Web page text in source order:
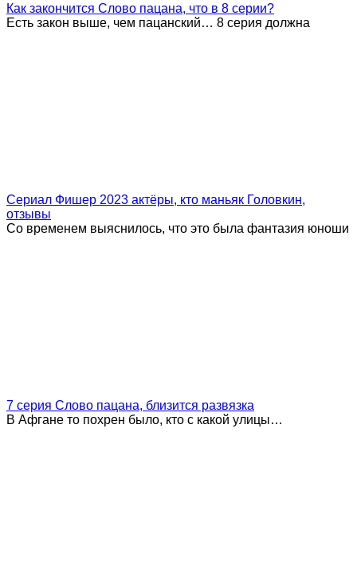
Как закончится Слово пацана, что в 8 серии?
Есть закон выше, чем пацанский… 8 серия должна
Сериал Фишер 2023 актёры, кто маньяк Головкин,
отзывы
Со временем выяснилось, что это была фантазия юноши
7 серия Слово пацана, близится развязка
В Афгане то похрен было, кто с какой улицы…